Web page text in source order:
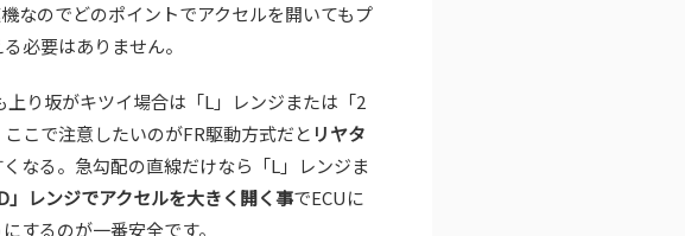
なのでどのポイントでアクセルを開いてもプ
必要はありません。
り坂がキツイ場合は「L」レンジまたは「2
こで注意したいのがFR駆動方式だと リヤタ
なる。急勾配の直線だけなら「L」レンジま
D」レンジでアクセルを大きく開く事でECUに
するのが一番安全です。